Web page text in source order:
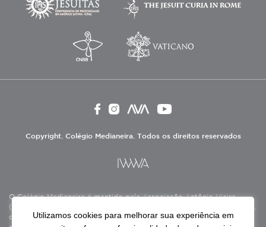
Copyright. Colégio Medianeira. Todos os direitos reservados
O Colégio Medianeira é mantido pela Associação Antônio Vieira
(ASAV), instituição de direito privado sem fins lucrativos, filantrópica,
de natureza educativa, cultural, assistencial e beneficente, certificada
Utilizamos cookies para melhorar sua experiência em